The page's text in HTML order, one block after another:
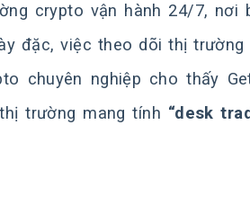
crypto vận hành 24/7,
đặc, việc theo dõi thị
chuyên nghiệp cho thấy
trường mang tính “desk